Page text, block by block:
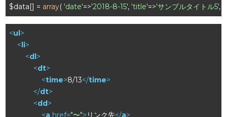
$data[] = array( 'date'=>'2018-8-15', 'title'=>'サンプルタイトル5',
<ul>
<li>
<dl>
<dt>
<time>8/13</time>
</dt>
<dd>
<a href="〜"> リンク先</a>